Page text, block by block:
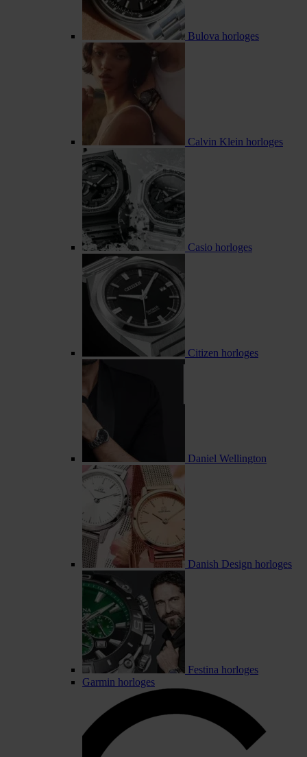
Bulova horloges
Calvin Klein horloges
Casio horloges
Citizen horloges
Daniel Wellington
Danish Design horloges
Festina horloges
Garmin horloges